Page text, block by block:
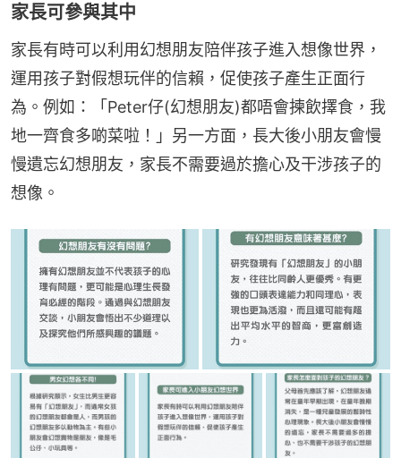
家長可參與其中
家長有時可以利用幻想朋友陪伴孩子進入想像世界，
運用孩子對假想玩伴的信賴，促使孩子產生正面行
為。例如：「Peter仔(幻想朋友)都唔會揀飲擇食，我
地一齊食多啲菜啦！」另一方面，長大後小朋友會慢
慢遺忘幻想朋友，家長不需要過於擔心及干涉孩子的
想像。